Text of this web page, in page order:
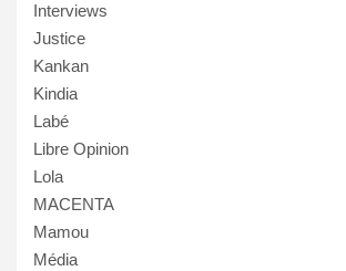
Interviews
Justice
Kankan
Kindia
Labé
Libre Opinion
Lola
MACENTA
Mamou
Média